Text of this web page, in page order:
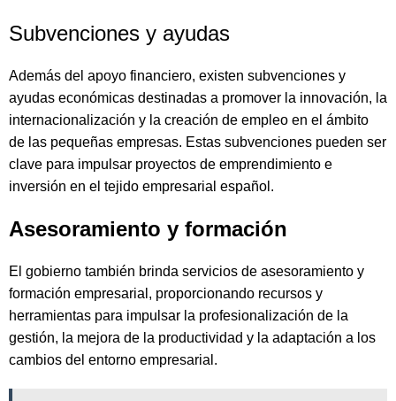
Subvenciones y ayudas
Además del apoyo financiero, existen subvenciones y
ayudas económicas destinadas a promover la innovación, la
internacionalización y la creación de empleo en el ámbito
de las pequeñas empresas. Estas subvenciones pueden ser
clave para impulsar proyectos de emprendimiento e
inversión en el tejido empresarial español.
Asesoramiento y formación
El gobierno también brinda servicios de asesoramiento y
formación empresarial, proporcionando recursos y
herramientas para impulsar la profesionalización de la
gestión, la mejora de la productividad y la adaptación a los
cambios del entorno empresarial.